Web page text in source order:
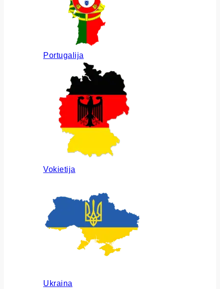
Portugalija
Vokietija
Ukraina